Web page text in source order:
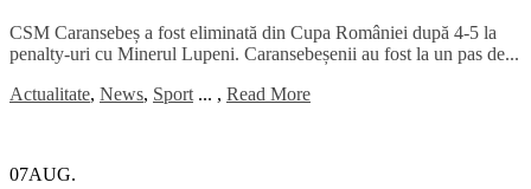
CSM Caransebeș a fost eliminată din Cupa României după 4-5 la
penalty-uri cu Minerul Lupeni. Caransebeșenii au fost la un pas de...
Actualitate, News, Sport ... , Read More
07AUG.